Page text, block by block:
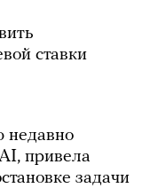
ставки
недавно
привела
задачи